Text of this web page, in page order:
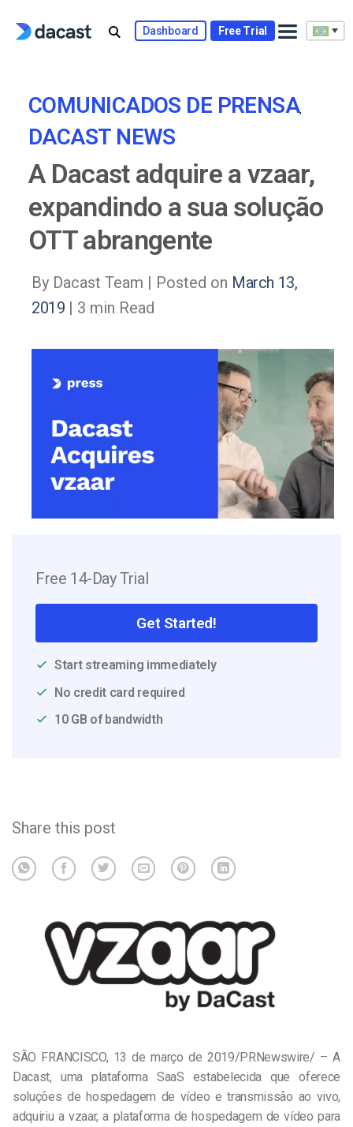
Dashboard Free Trial
COMUNICADOS DE PRENSA,
DACAST NEWS
A Dacast adquire a vzaar,
expandindo a sua solução
OTT abrangente
By Dacast Team | Posted on March 13,
2019 | 3 min Read
Free 14-Day Trial
Get Started!
Start streaming immediately
No credit card required
10 GB of bandwidth
Share this post
SÃO FRANCISCO, 13 de março de 2019/PRNewswire/ – A
Dacast, uma plataforma SaaS estabelecida que oferece
soluções de hospedagem de vídeo e transmissão ao vivo,
adquiriu a vzaar, a plataforma de hospedagem de vídeo para